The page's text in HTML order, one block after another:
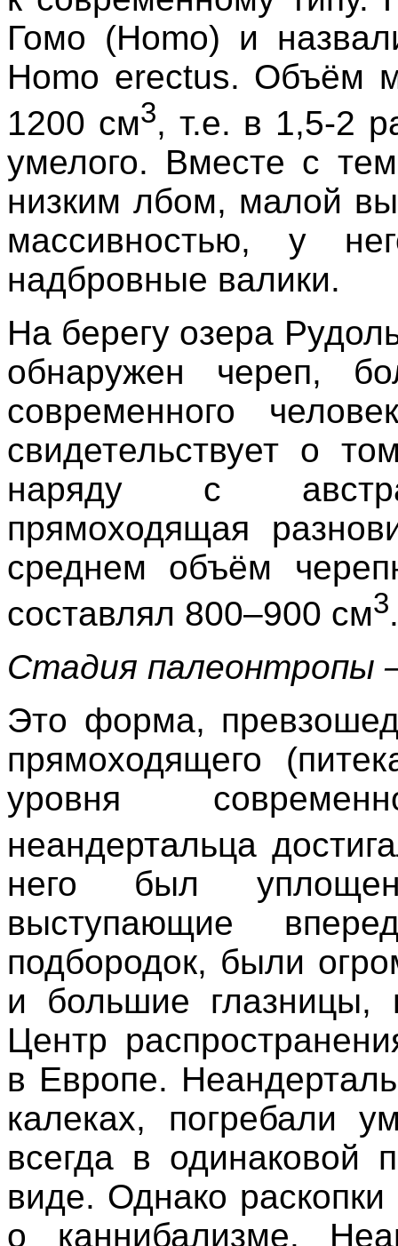
Гомо (Homo) и
Homo erectus. Объём
1200 см3, т.е. в 1,5-2
умелого. Вместе с
низким лбом, малой
массивностью, у
надбровные валики.
На берегу озера
обнаружен череп,
современного
свидетельствует о
наряду с
прямоходящая
среднем объём
составлял 800–900 см3.
Стадия палеонтропы
Это форма,
прямоходящего
уровня
неандертальца
него был
выступающие
подбородок, были
и большие глазницы,
Центр
в Европе.
калеках, погребали
всегда в одинаковой
виде. Однако раскопки
о каннибализме.